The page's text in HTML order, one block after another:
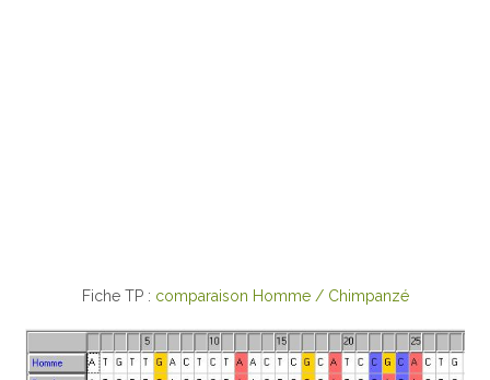
Fiche TP : comparaison Homme / Chimpanzé